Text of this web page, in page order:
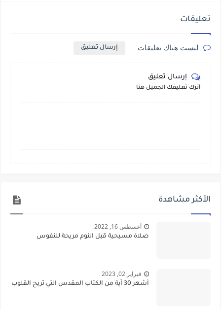
تعليقات
ليست هناك تعليقات إرسال تعليق
إرسال تعليق
أترك تعليقك الجميل هنا
الأكثر مشاهدة
أغسطس 16, 2022
صلاة مسيحية قبل النوم مريحة للنفوس
فبراير 02, 2023
أشهر 30 آية من الكتاب المقدس التي تريح القلوب